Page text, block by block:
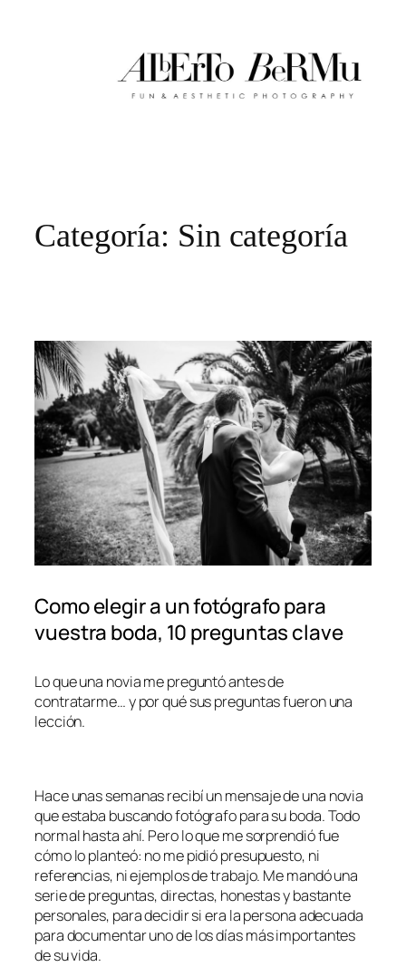
Categoría: Sin categoría
Como elegir a un fotógrafo para
vuestra boda, 10 preguntas clave
Lo que una novia me preguntó antes de
contratarme… y por qué sus preguntas fueron una
lección.
Hace unas semanas recibí un mensaje de una novia
que estaba buscando fotógrafo para su boda. Todo
normal hasta ahí. Pero lo que me sorprendió fue
cómo lo planteó: no me pidió presupuesto, ni
referencias, ni ejemplos de trabajo. Me mandó una
serie de preguntas, directas, honestas y bastante
personales, para decidir si era la persona adecuada
para documentar uno de los días más importantes
de su vida.